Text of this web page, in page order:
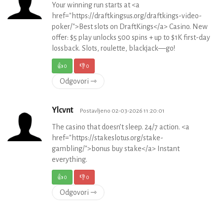
Your winning run starts at <a
href="https://draftkingsus.org/draftkings-video-
poker/">Best slots on DraftKings</a> Casino. New
offer: $5 play unlocks 500 spins + up to $1K first-day
lossback. Slots, roulette, blackjack—go!
👍0 👎0
Odgovori ⇾
Ylcvnt Postavljeno 02-03-2026 11:20:01
The casino that doesn’t sleep. 24/7 action. <a
href="https://stakeslotus.org/stake-
gambling/">bonus buy stake</a> Instant
everything.
👍0 👎0
Odgovori ⇾